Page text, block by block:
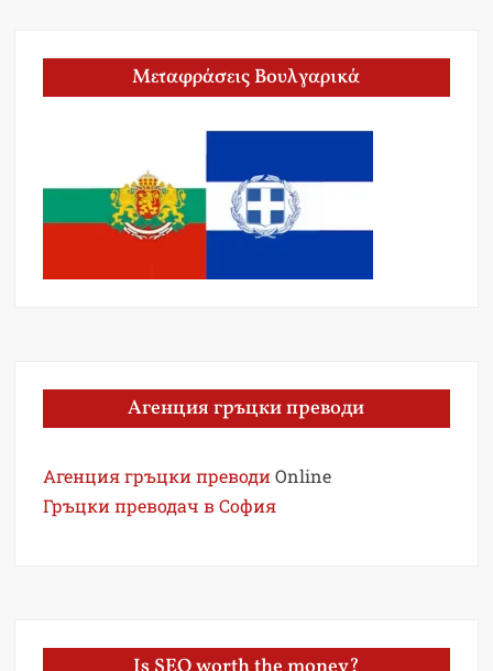
Μεταφράσεις Βουλγαρικά
Агенция гръцки преводи
Агенция гръцки преводи Online
Гръцки преводач в София